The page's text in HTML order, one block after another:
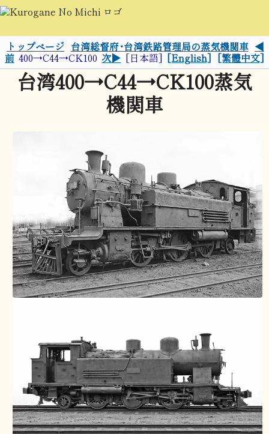
トップページ 台湾総督府･台湾鉄路管理局の蒸気機関車 ◀
前 400→C44→CK100 次▶ [日本語] [English] [繁體中文]
台湾400→C44→CK100蒸気
機関車